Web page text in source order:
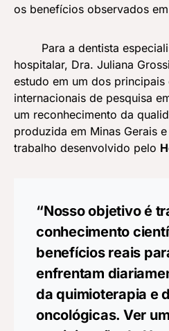
os benefícios observados
Para a dentista
hospitalar, Dra. Juliana
estudo em um dos principais
internacionais de pesquisa
um reconhecimento da
produzida em Minas Gerais
trabalho desenvolvido pelo
“Nosso objetivo é
conhecimento
benefícios reais
enfrentam
da quimioterapia e
oncológicas. Ver